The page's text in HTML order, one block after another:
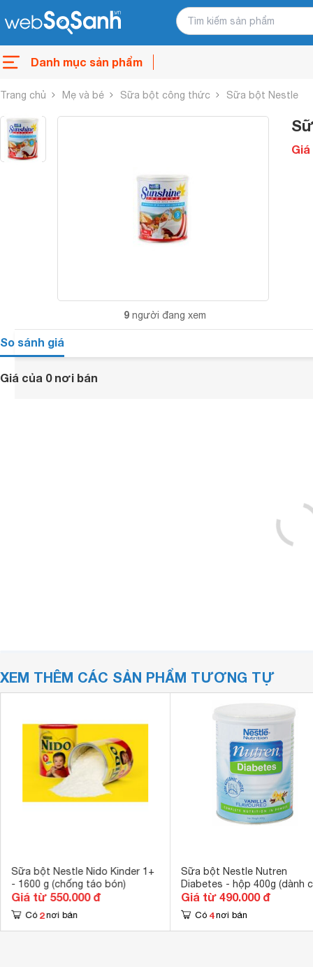
Danh mục sản phẩm
Trang chủ Mẹ và bé Sữa bột công thức Sữa bột Nestle
9 người đang xem
So sánh giá
Giá của 0 nơi bán
XEM THÊM CÁC SẢN PHẨM TƯƠNG TỰ
Sữa bột Nestle Nido Kinder 1+
- 1600 g (chống táo bón)
Giá từ 550.000 đ
Có 2 nơi bán
Sữa bột Nestle Nutren
Diabetes - hộp 400g (dành
người bị bệnh đái tháo
Giá từ 490.000 đ
Có 4 nơi bán